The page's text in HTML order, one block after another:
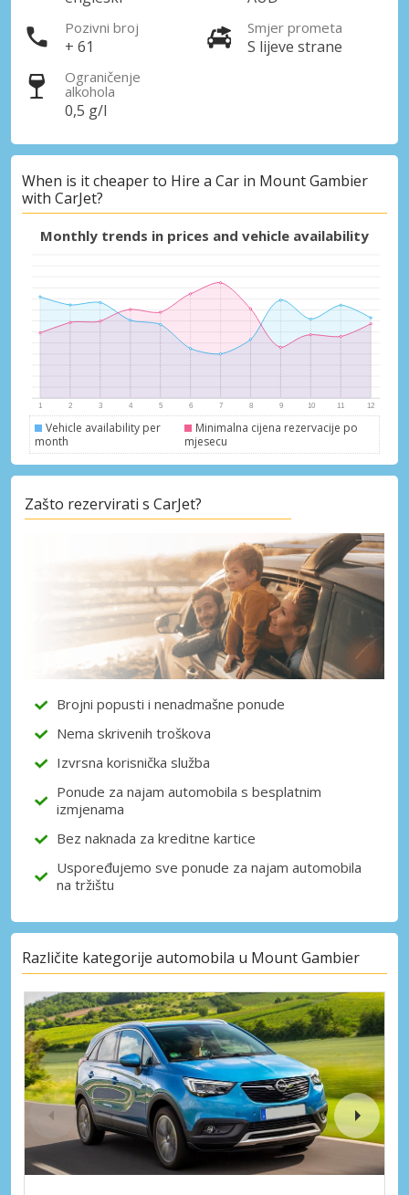
Pozivni broj
+ 61
Smjer prometa
S lijeve strane
Ograničenje
alkohola
0,5 g/l
When is it cheaper to Hire a Car in Mount Gambier
with CarJet?
Monthly trends in prices and vehicle availability
Vehicle availability per
month
Minimalna cijena rezervacije po
mjesecu
Zašto rezervirati s CarJet?
Brojni popusti i nenadmašne ponude
Nema skrivenih troškova
Izvrsna korisnička služba
Ponude za najam automobila s besplatnim
izmjenama
Bez naknada za kreditne kartice
Uspoređujemo sve ponude za najam automobila
na tržištu
Različite kategorije automobila u Mount Gambier
Posebni popusti
Pristupite ekskluzivnim ponudama naših
Prijava putem eLinka